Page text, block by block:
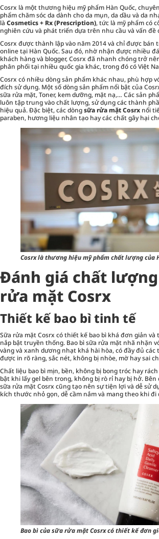
Cosrx là một thương hiệu mỹ phẩm Hàn Quốc,
phẩmchăm sóc da dành cho da mụn, da dầu và da
là Cosmetics + Rx (Prescription), tức là mỹ phẩm có
nghiên cứu và phát triển dựa trên nhu cầu và vấn đề
Cosrx được thành lập vào năm 2014 và chỉ được bán
online tại Hàn Quốc. Sau đó, nhờ nhận được nhiều
khách hàng và blogger, Cosrx đã nhanh chóng trở
phân phối tại nhiều quốc gia khác, trong đó có Việt
Cosrx có nhiều dòng sản phẩm khác nhau, phù hợp
đích sử dụng. Một số dòng sản phẩm nổi bật của
sữa rửa mặt, Toner, kem dưỡng, mặt nạ,… Các sản
luôn tập trung vào chất lượng, sử dụng các thành
hiệu quả. Đặc biệt, các dòngsữa rửa mặt Cosrx nổi
paraben, hương liệu nhân tạo hay các chất gây hại
Cosrx là thương hiệu mỹ phẩm chất lượng của
Đánh giá chất
rửa mặt Cosrx
Thiết kế bao bì tinh tế
Sữa rửa mặt Cosrx có thiết kế bao bì khá đơn giản
nắp bật truyền thống. Bao bì sữa rửa mặt nhã nhặn
vàng và xanh dương nhạt khá hài hòa, có đầy đủ các
được in rõ ràng, sắc nét, không bị nhòe, mờ hay sai
Chất liệu bao bì mịn, bền, không bị bong tróc hay
bật khi lấy gel bên trong, không bị rò rỉ hay bị hở.
sữa rửa mặt Cosrx cũng tạo nên sự tiện lợi và dễ sử
kích thước nhỏ gọn, dễ cầm nắm và mang theo khi đi
Bao bì của sữa rửa mặt Cosrx có thiết kế đơn